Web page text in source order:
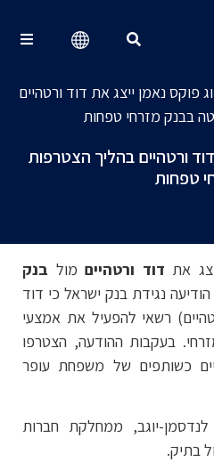
פוקס נאמן ייצג את דוד ורטהיים
בבנק מזרחי טפחות
ורטהיים בהליך הצטרפות
טפחות
את דוד ורטהייםמול בנק
נגידת בנק ישראל כי דוד
רשאי להפעיל את אמצעי
בעקבות ההודעה, הצטרפו
כשותפים של משפחת עופר
יוגב, ממחלקת חברות
בתיק.